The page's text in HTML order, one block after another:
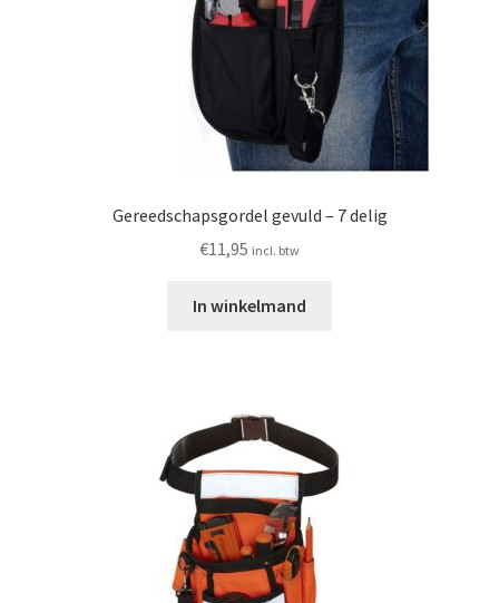
Gereedschapsgordel gevuld – 7 delig
€11,95 incl. btw
In winkelmand